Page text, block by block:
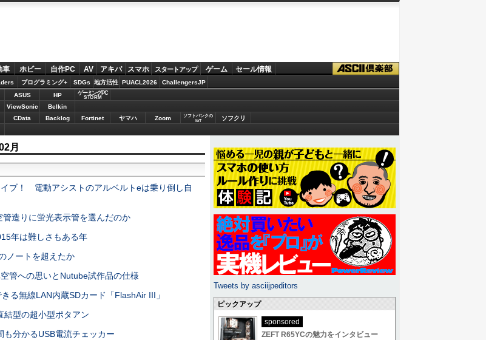
車 ホビー 自作PC AV アキバ スマホ スタートアップ ゲーム セール情報
プログラミング+ SDGs 地方活性 PUACL2026 ChallengersJP
ASUS HP ゲーミングPC
STORM
ViewSonic Belkin
CData Backlog Fortinet ヤマハ Zoom
ソフトバンクの
IoT
ソフクリ
月
イブ！ 電動アシストのアルベルトeは乗り倒し自
造りに蛍光表示管を選んだのか
年は難しさもある年
ノートを超えたか
管への思いとNutube試作品の仕様
る無線LAN内蔵SDカード「FlashAir III」
型の超小型ポタアン
分かるUSB電流チェッカー
Tweets by asciijpeditors
ピックアップ
sponsored
ZEFT R65YCの魅力をインタビュー